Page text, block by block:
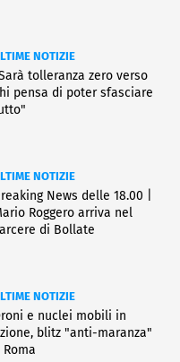
NOTIZIE
tolleranza zero verso
pensa di poter sfasciare
NOTIZIE
News delle 18.00 |
Roggero arriva nel
di Bollate
NOTIZIE
e nuclei mobili in
blitz "anti-maranza"
Roma